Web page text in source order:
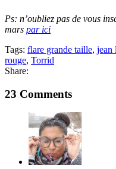
Ps: n’oubliez pas de vous
mars par ici
Tags: flare grande taille, jean
rouge, Torrid
Share:
23 Comments